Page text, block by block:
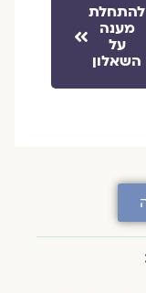
להתחלת
מענה
על
השאלון